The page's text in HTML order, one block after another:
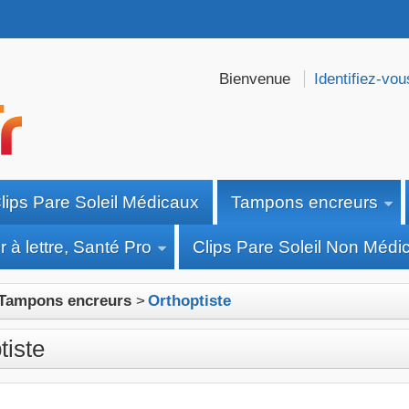
Bienvenue Identifiez-
Pare Soleil Médicaux Tampons encreurs
à lettre, Santé Pro Clips Pare Soleil Non
encreurs > Orthoptiste